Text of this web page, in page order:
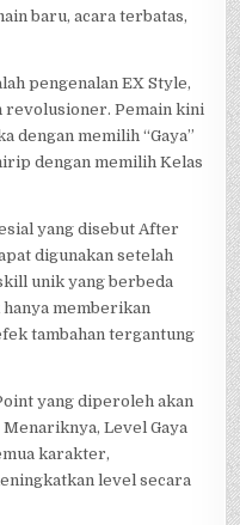
baru, acara terbatas,
pengenalan EX Style,
revolusioner. Pemain kini
dengan memilih “Gaya”
dengan memilih Kelas
yang disebut After
digunakan setelah
unik yang berbeda
memberikan
tambahan tergantung
yang diperoleh akan
Level Gaya
karakter,
level secara